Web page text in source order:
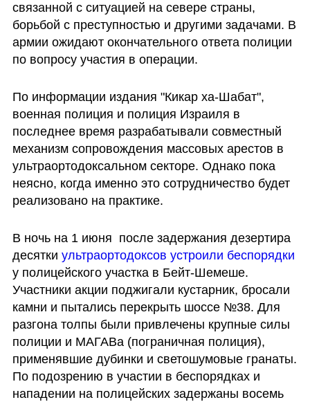
связанной с ситуацией на севере страны,
борьбой с преступностью и другими задачами. В
армии ожидают окончательного ответа полиции
по вопросу участия в операции.
По информации издания "Кикар ха-Шабат",
военная полиция и полиция Израиля в
последнее время разрабатывали совместный
механизм сопровождения массовых арестов в
ультраортодоксальном секторе. Однако пока
неясно, когда именно это сотрудничество будет
реализовано на практике.
В ночь на 1 июня  после задержания дезертира
десятки
у полицейского участка в Бейт-Шемеше.
Участники акции поджигали кустарник, бросали
камни и пытались перекрыть шоссе №38. Для
разгона толпы были привлечены крупные силы
полиции и МАГАВа (пограничная полиция),
применявшие дубинки и светошумовые гранаты.
По подозрению в участии в беспорядках и
нападении на полицейских задержаны восемь